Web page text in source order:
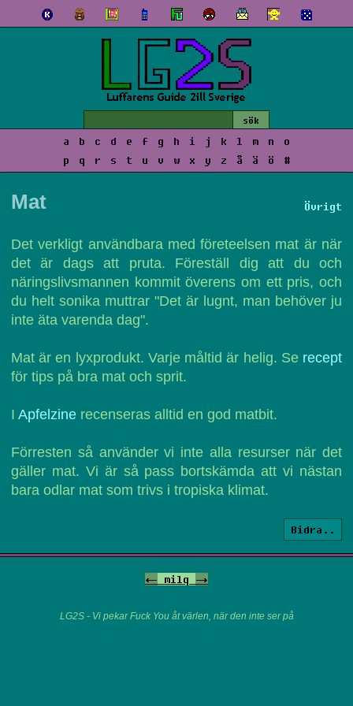
a b c d e f g h i j k l m n
o
p
q r s t u v w x y z å ä ö #
Övrigt
Mat
Det verkligt användbara med företeelsen mat är när
det är dags att pruta. Föreställ dig att du och
näringslivsmannen kommit överens om ett pris, och
du helt sonika muttrar "Det är lugnt, man behöver ju
inte äta varenda dag".
Mat är en lyxprodukt. Varje måltid är helig. Se recept
för tips på bra mat och sprit.
I Apfelzine recenseras alltid en god matbit.
Förresten så använder vi inte alla resurser när det
gäller mat. Vi är så pass bortskämda att vi nästan
bara odlar mat som trivs i tropiska klimat.
Bidra..
<- milq ->
LG2S - Vi pekar Fuck You åt värlen, när den inte ser på